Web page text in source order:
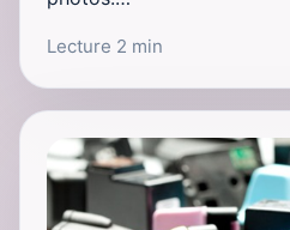
Lecture 2 min